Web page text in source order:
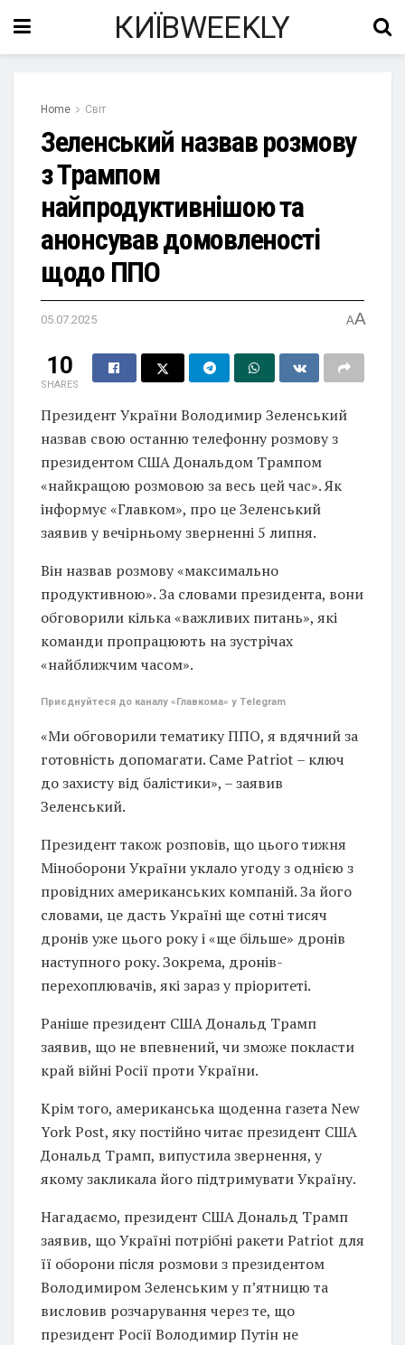
КИЇВWEEKLY
Home Світ
Зеленський назвав розмову
з Трампом
найпродуктивнішою та
анонсував домовленості
щодо ППО
05.07.2025 AA
10
SHARES
Президент України Володимир Зеленський
назвав свою останню телефонну розмову з
президентом США Дональдом Трампом
«найкращою розмовою за весь цей час». Як
інформує «Главком», про це Зеленський
заявив у вечірньому зверненні 5 липня.
Він назвав розмову «максимально
продуктивною». За словами президента, вони
обговорили кілька «важливих питань», які
команди пропрацюють на зустрічах
«найближчим часом».
Приєднуйтеся до каналу «Главкома» у Telegram
«Ми обговорили тематику ППО, я вдячний за
готовність допомагати. Саме Patriot – ключ
до захисту від балістики», – заявив
Зеленський.
Президент також розповів, що цього тижня
Міноборони України уклало угоду з однією з
провідних американських компаній. За його
словами, це дасть Україні ще сотні тисяч
дронів уже цього року і «ще більше» дронів
наступного року. Зокрема, дронів-
перехоплювачів, які зараз у пріоритеті.
Раніше президент США Дональд Трамп
заявив, що не впевнений, чи зможе покласти
край війні Росії проти України.
Крім того, американська щоденна газета New
York Post, яку постійно читає президент США
Дональд Трамп, випустила звернення, у
якому закликала його підтримувати Україну.
Нагадаємо, президент США Дональд Трамп
заявив, що Україні потрібні ракети Patriot для
її оборони після розмови з президентом
Володимиром Зеленським у п’ятницю та
висловив розчарування через те, що
президент Росії Володимир Путін не